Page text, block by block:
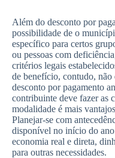
Além do desconto por
possibilidade de o
específico para certos
ou pessoas com
critérios legais
de benefício, contudo,
desconto por pagamento
contribuinte deve fazer as
modalidade é mais
Planejar-se com
disponível no início do ano
economia real e direta,
para outras necessidades.